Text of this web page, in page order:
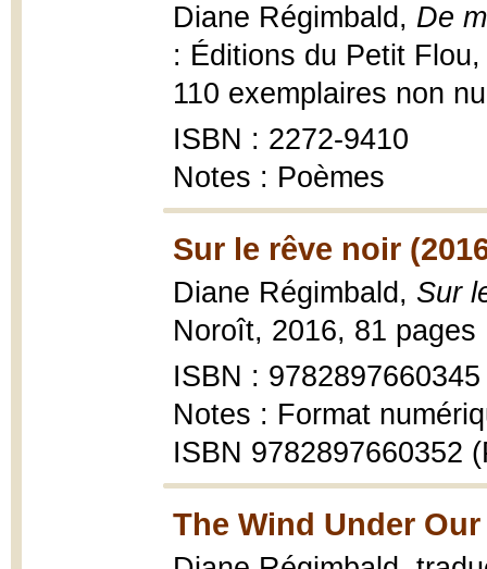
Diane Régimbald, De
: Éditions du Petit
110 exemplaires non
ISBN : 2272-9410
Notes : Poèmes
Sur le rêve noir
Diane Régimbald, Sur
Noroît, 2016, 81 pages
ISBN : 9782897660345
Notes : Format
ISBN 9782897660352
The Wind Under